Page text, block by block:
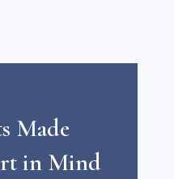
Made
in Mind